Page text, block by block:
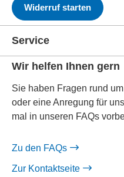
Widerruf starten
Service
Wir helfen Ihnen gern
Sie haben Fragen rund
oder eine Anregung für
mal in unseren FAQs
Zu den FAQs
Zur Kontaktseite